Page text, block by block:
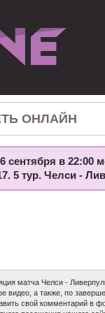
ОНЛАЙН
сентября в 22:00
5 тур. Челси -
матча Челси -
видео, а также, по
свой комментарий в